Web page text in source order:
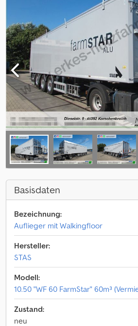
Basisdaten
Bezeichnung:
Auflieger mit Walkingfloor
Hersteller:
STAS
Modell:
10.50 "WF 60 FarmStar" 60m³
Zustand:
neu